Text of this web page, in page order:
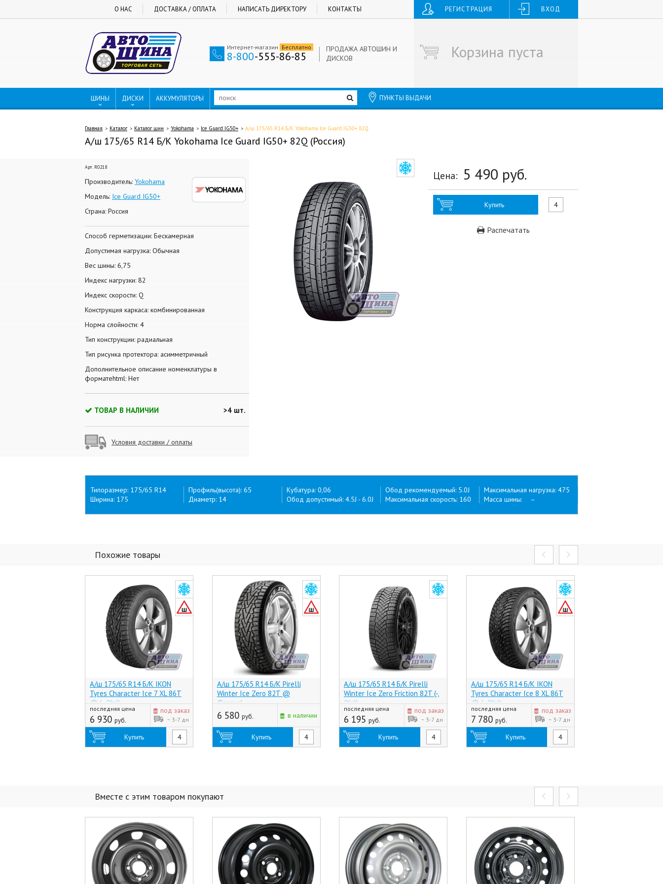
О НАС ДОСТАВКА / ОПЛАТА НАПИСАТЬ ДИРЕКТОРУ КОНТАКТЫ РЕГИСТРАЦИЯ ВХОД
Интернет-магазин Бесплатно
8-800-555-86-85
ПРОДАЖА АВТОШИН И
ДИСКОВ
Корзина пуста
ШИНЫ ДИСКИ АККУМУЛЯТОРЫ ПУНКТЫ ВЫДАЧИ
Главная Каталог Каталог шин Yokohama Ice Guard IG50+ А/ш 175/65 R14 Б/К Yokohama Ice Guard IG50+ 82Q
А/ш 175/65 R14 Б/К Yokohama Ice Guard IG50+ 82Q (Россия)
Арт. R0218
Производитель: Yokohama
Модель: Ice Guard IG50+
Страна: Россия
Способ герметизации: Бескамерная
Допустимая нагрузка: Обычная
Вес шины: 6,75
Индекс нагрузки: 82
Индекс скорости: Q
Конструкция каркаса: комбинированная
Норма слойности: 4
Тип конструкции: радиальная
Тип рисунка протектора: асимметричный
Дополнительное описание номенклатуры в
форматеhtml: Нет
ТОВАР В НАЛИЧИИ >4 шт.
Условия доставки / оплаты
Цена: 5 490 руб.
Купить
Распечатать
Типоразмер: 175/65 R14
Ширина: 175
Профиль(высота): 65
Диаметр: 14
Кубатура: 0,06
Обод допустимый: 4.5J - 6.0J
Обод рекомендуемый: 5.0J
Максимальная скорость: 160
Максимальная нагрузка: 475
Масса шины: –
Похожие товары
А/ш 175/65 R14 Б/К IKON
Tyres Character Ice 7 XL 86T
@ (-, (Хр))
последняя цена
6 930 руб.
под заказ
~ 3-7 дн
Купить
А/ш 175/65 R14 Б/К Pirelli
Winter Ice Zero 82T @
(Россия)
6 580 руб. в наличии
Купить
А/ш 175/65 R14 Б/К Pirelli
Winter Ice Zero Friction 82T (-,
(Хр))
последняя цена
6 195 руб.
под заказ
~ 3-7 дн
Купить
А/ш 175/65 R14 Б/К IKON
Tyres Character Ice 8 XL 86T
@ (-, (Хр))
последняя цена
7 780 руб.
под заказ
~ 3-7 дн
Купить
Вместе с этим товаром покупают